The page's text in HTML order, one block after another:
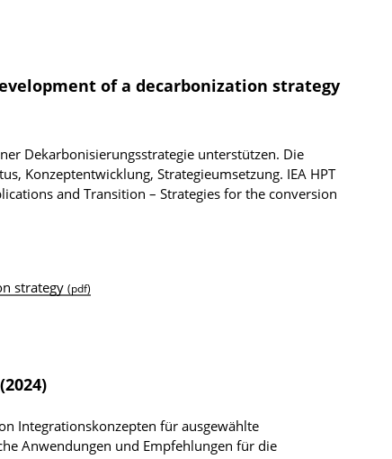
of a decarbonization strategy
Dekarbonisierungsstrategie unterstützen. Die
Konzeptentwicklung, Strategieumsetzung. IEA HPT
and Transition – Strategies for the conversion
strategy (pdf)
Integrationskonzepten für ausgewählte
Anwendungen und Empfehlungen für die